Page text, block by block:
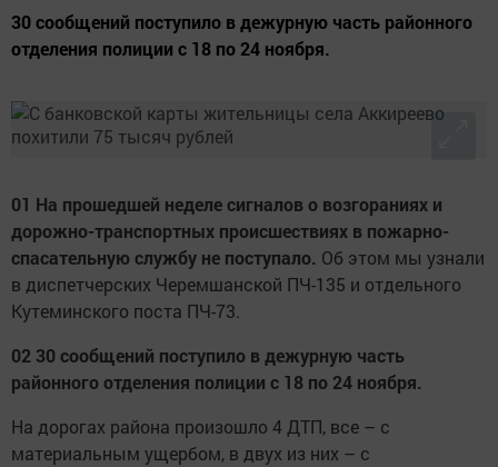
30 сообщений поступило в дежурную часть районного
отделения полиции с 18 по 24 ноября.
01 На прошедшей неделе сигналов о возгораниях и
дорожно-транспортных происшествиях в пожарно-
спасательную службу не поступало. Об этом мы узнали
в диспетчерских Черемшанской ПЧ-135 и отдельного
Кутеминского поста ПЧ-73.
02 30 сообщений поступило в дежурную часть
районного отделения полиции с 18 по 24 ноября.
На дорогах района произошло 4 ДТП, все – с
материальным ущербом, в двух из них – с